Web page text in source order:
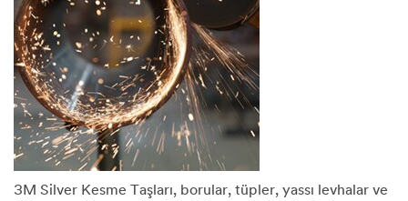
3M Silver Kesme Taşları, borular, tüpler, yassı levhalar ve